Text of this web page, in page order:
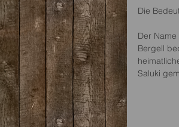
Die
Der
Bergell
Saluki